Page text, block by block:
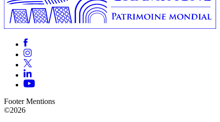
Footer Mentions
©2026